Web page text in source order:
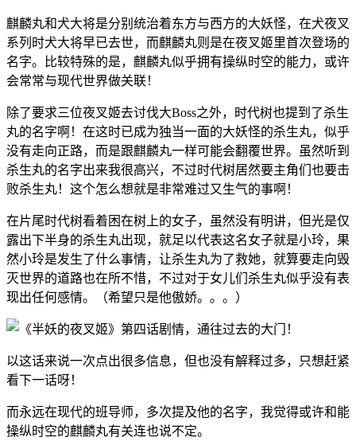
麒麟丸和犬大将是分别统治着东方与西方的大妖怪，在犬夜叉
系列时犬大将早已去世，而麒麟丸则是在夜叉姬里首次登场的
名字。比较特殊的是，麒麟丸似乎拥有操纵时空的能力，或许
会常常与现代世界做关联！
除了要求三位夜叉姬去讨伐大Boss之外，时代树也提到了杀生
丸的名字啊！在这时已成为独当一面的大妖怪的杀生丸，似乎
没有走向正路，而是跟麒麟丸一样可能会翻覆世界。虽然听到
杀生丸的名字出来我很高兴，不过时代树居然要主角们也要击
败杀生丸！这个怎么想就是非常难过又生气的事啊！
在片尾时代树看着困在树上的女子，虽然没有明讲，但光是仅
露出下半身的杀生丸出现，就足以代表这名女子就是小玲，果
然小玲是发生了什么事情，让杀生丸为了救她，就算要走向毁
灭世界的道路也在所不惜，不过对于女儿们杀生丸似乎没有表
现出任何感情。（希望只是他傲娇。。。）
以这话来说一次点出很多信息，但也没有解释过多，只想赶紧
看下一话呀！
而永远在现代的班导师，多次提及他的名字，我觉得或许和能
操纵时空的麒麟丸有关连也说不定。